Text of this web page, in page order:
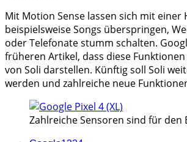
Mit Motion Sense lassen sich mit einer
beispielsweise Songs überspringen,
oder Telefonate stumm schalten.
früheren Artikel, dass diese
von Soli darstellen. Künftig soll Soli
werden und zahlreiche neue
Zahlreiche Sensoren sind für den